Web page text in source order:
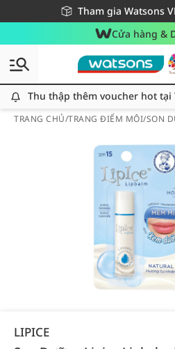
Tham gia Watsons
Miễn phí giao hàng cho
Giao hàng nhanh 24h - Áp
Cửa hàng &
Thu thập thêm voucher hot tại
TRANG CHỦ/TRANG ĐIỂM MÔI/SON
LIPICE